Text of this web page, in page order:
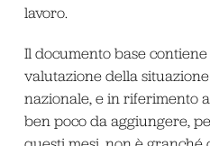
lavoro.
Il documento base
valutazione della
nazionale, e in riferimento
ben poco da aggiungere,